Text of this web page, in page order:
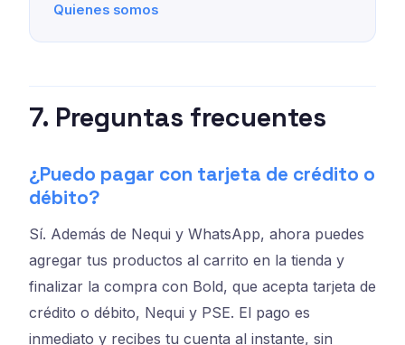
Quienes somos
7. Preguntas frecuentes
¿Puedo pagar con tarjeta de crédito o
débito?
Sí. Además de Nequi y WhatsApp, ahora puedes
agregar tus productos al carrito en la tienda y
finalizar la compra con Bold, que acepta tarjeta de
crédito o débito, Nequi y PSE. El pago es
inmediato y recibes tu cuenta al instante, sin